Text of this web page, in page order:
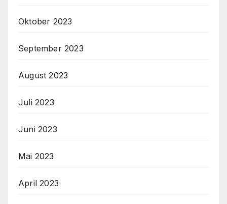
Oktober 2023
September 2023
August 2023
Juli 2023
Juni 2023
Mai 2023
April 2023